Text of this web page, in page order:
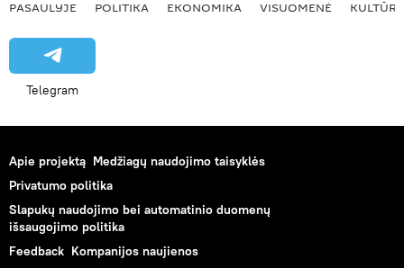
PASAULYJE POLITIKA EKONOMIKA VISUOMENĖ KULTŪRA
Telegram
Apie projektą Medžiagų naudojimo taisyklės
Privatumo politika
Slapukų naudojimo bei automatinio duomenų
išsaugojimo politika
Feedback Kompanijos naujienos